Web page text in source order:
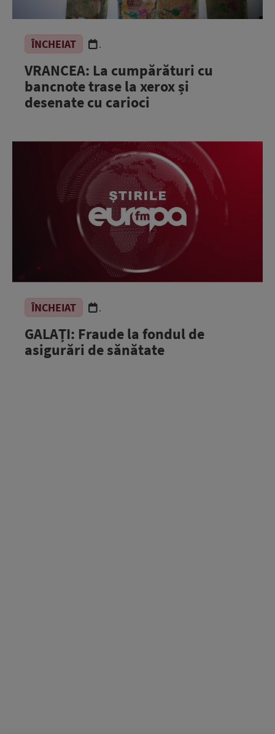
ÎNCHEIAT .
VRANCEA: La cumpărături cu
bancnote trase la xerox și
desenate cu carioci
ÎNCHEIAT .
GALAȚI: Fraude la fondul de
asigurări de sănătate